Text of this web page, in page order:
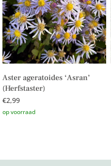
Aster ageratoides ‘Asran’
(Herfstaster)
€2,99